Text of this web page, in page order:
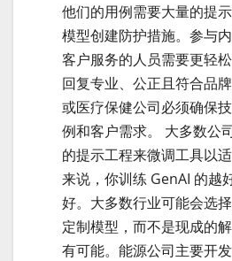
他们的用例需要大量的提
模型创建防护措施。参与
客户服务的人员需要更轻
回复专业、公正且符合品
或医疗保健公司必须确保
例和客户需求。 大多数公
的提示工程来微调工具以
来说，你训练 GenAI 的越
好。大多数行业可能会选
定制模型，而不是现成的
有可能。能源公司主要开